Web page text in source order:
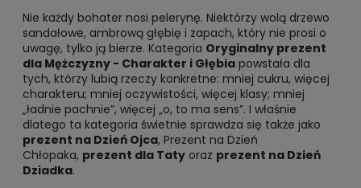
Nie każdy bohater nosi pelerynę. Niektórzy wolą drzewo
sandałowe, ambrową głębię i zapach, który nie prosi o
uwagę, tylko ją bierze. Kategoria Oryginalny prezent
dla Mężczyzny - Charakter i Głębia powstała dla
tych, którzy lubią rzeczy konkretne: mniej cukru, więcej
charakteru; mniej oczywistości, więcej klasy; mniej
„ładnie pachnie”, więcej „o, to ma sens”. I właśnie
dlatego ta kategoria świetnie sprawdza się także jako
prezent na Dzień Ojca, Prezent na Dzień
Chłopaka, prezent dla Taty oraz prezent na Dzień
Dziadka.